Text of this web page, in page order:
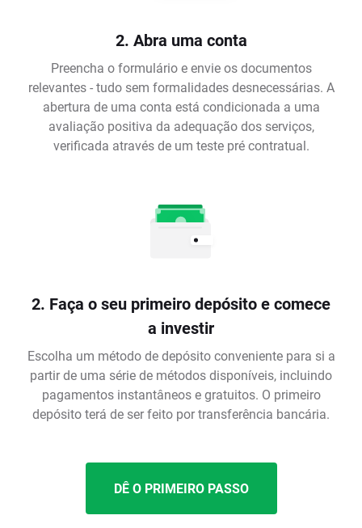
2. Abra uma conta
Preencha o formulário e envie os documentos
relevantes - tudo sem formalidades desnecessárias. A
abertura de uma conta está condicionada a uma
avaliação positiva da adequação dos serviços,
verificada através de um teste pré contratual.
2. Faça o seu primeiro depósito e comece
a investir
Escolha um método de depósito conveniente para si a
partir de uma série de métodos disponíveis, incluindo
pagamentos instantâneos e gratuitos. O primeiro
depósito terá de ser feito por transferência bancária.
DÊ O PRIMEIRO PASSO